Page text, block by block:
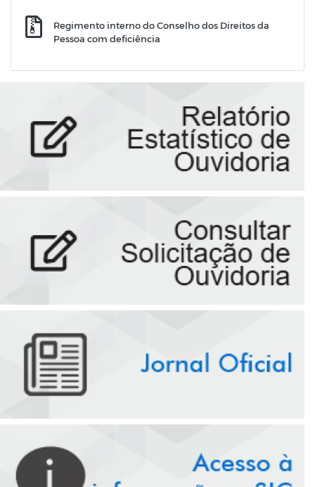
Regimento interno do Conselho dos Direitos da
Pessoa com deficiência